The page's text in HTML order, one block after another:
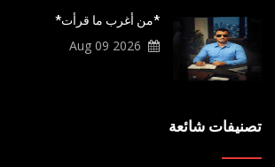
*من أغرب ما قرأت*
2026 Aug 09
تصنيفات شائعة